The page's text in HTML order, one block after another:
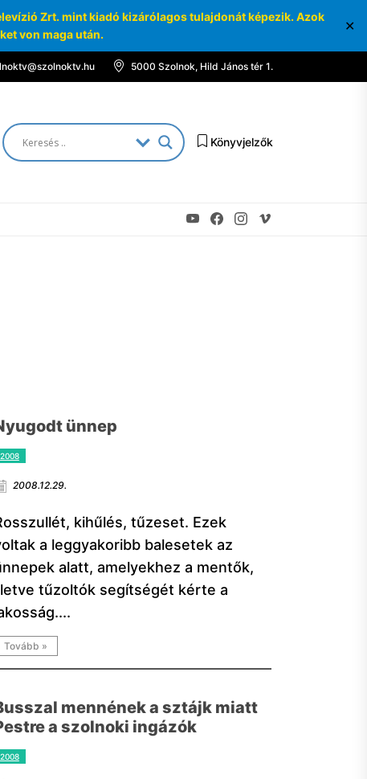
Zrt. mint kiadó kizárólagos tulajdonát képezik. Azok
von maga után.
✕
5000 Szolnok, Hild János tér 1.
Könyvjelzők
YoutubeFacebook
Instagram
Vimeo
ünnep
2008
2008.12.29.
kihűlés, tűzeset. Ezek
a leggyakoribb balesetek az
alatt, amelyekhez a mentők,
tűzoltók segítségét kérte a
Tovább »
mennének a sztájk miatt
a szolnoki ingázók
2008